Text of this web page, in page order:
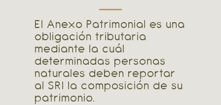
El Anexo Patrimonial es una
obligación tributaria
mediante la cuál
determinadas personas
naturales deben reportar
al SRI la composición de su
patrimonio.